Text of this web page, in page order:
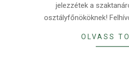
jelezzétek a
osztályfőnököknek!
OLVASS